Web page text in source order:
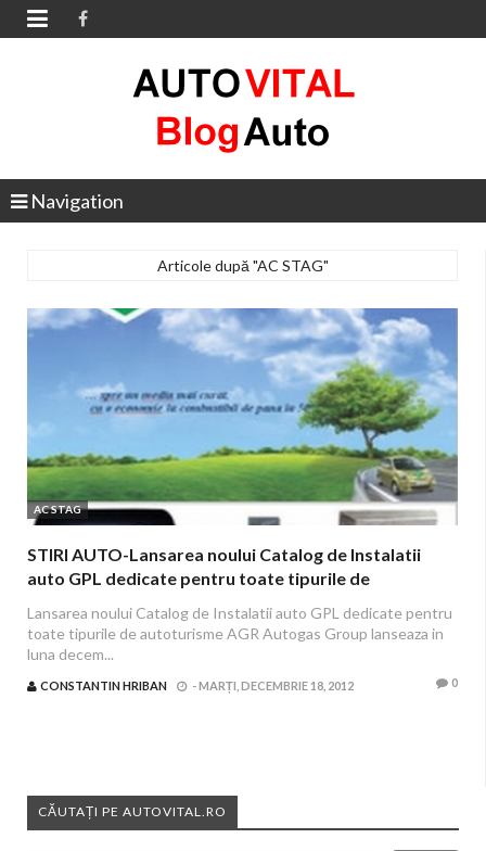

Navigation
Articole după "AC STAG"
AC STAG
STIRI AUTO-Lansarea noului Catalog de Instalatii
auto GPL dedicate pentru toate tipurile de
Lansarea noului Catalog de Instalatii auto GPL dedicate pentru
toate tipurile de autoturisme AGR Autogas Group lanseaza in
luna decem...
CONSTANTIN HRIBAN -MARȚI, DECEMBRIE 18, 2012 0
CĂUTAȚI PE AUTOVITAL.RO